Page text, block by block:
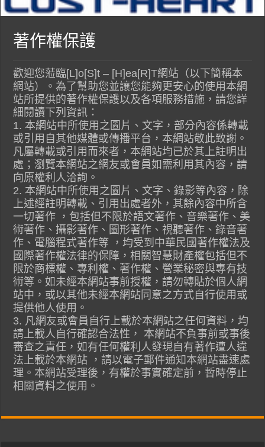
著作權保護
歡迎您蒞臨[L]o[S]t – [H]ea[R]T網站（以下簡稱本
網站）。為了幫助您並讓您能夠更安心的使用本網
站所提供的著作權保護以及各項服務措施，請您詳
細閱讀下列資訊：
1. 本網站中所使用之圖片、文字，部分內容係轉載
或引用自其他媒體或傳播平台，本網站敬此致謝。
凡屬轉載或引用而來者，本網站均已於其上註明出
處；瀏覽本網站之網友或會員如需利用其內容，請
向原權利人洽詢。
2. 本網站中所使用之圖片、文字、錄影等內容，除
上述經註明轉載、引用出處者外，其餘內容中所含
一切著作 ，包括但不限於語文著作、音樂著作、美
術著作、攝影著作、圖形著作、視聽著作、錄音著
作、電腦程式著作等 ，均受到中華民國著作權法及
國際著作權法律的保障，相關智慧財產權包括但不
限於商標權、專利權、著作權、營業秘密與專有技
術等。如未經本網站事前授權，請勿轉貼於個人網
站中，或以其他未經本網站同意之方式自行使用或
提供他人使用。
3. 凡網友或會員自行上載於本網站之任何資料，均
請上載人自行確認合法性， 本網站不負事前或事後
審查之責任，如有任何權利人發現自有著作遭人違
法上載於本網站 ，請以電子郵件通知本網站盡速處
理。本網站受理後，有權於事實確定前，暫時停止
相關資料之使用。